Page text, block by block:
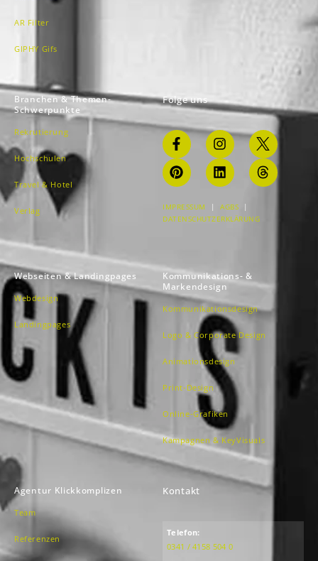
AR Filter
GIPHY Gifs
Branchen & Themen-
Schwerpunkte
Rekrutierung
Hochschulen
Travel & Hotel
Verlag
Folge uns
IMPRESSUM | AGBS |
DATENSCHUTZERKLÄRUNG
Webseiten & Landingpages
Webdesign
Landingpages
Kommunikations- &
Markendesign
Kommunikationsdesign
Logo & Corporate Design
Animationsdesign
Print-Design
Online-Grafiken
Kampagnen & KeyVisuals
Agentur Klickkomplizen
Team
Referenzen
Kontakt
Telefon:
0341 / 4158 504 0